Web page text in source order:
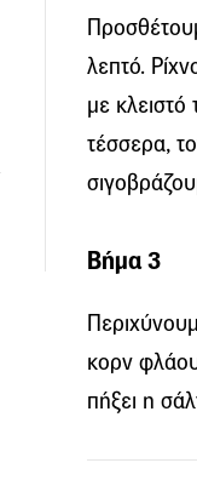
λεπτό.
με κλειστό
τέσσερα,
Βήμα 3
κορν
πήξει η